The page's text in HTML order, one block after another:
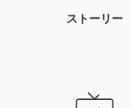
ストーリー